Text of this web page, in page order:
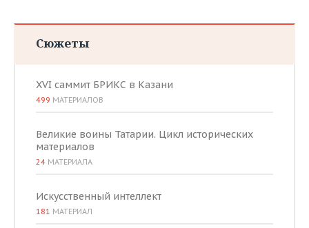
Сюжеты
XVI саммит БРИКС в Казани
499 МАТЕРИАЛОВ
Великие воины Татарии. Цикл исторических
материалов
24 МАТЕРИАЛА
Искусственный интеллект
181 МАТЕРИАЛ